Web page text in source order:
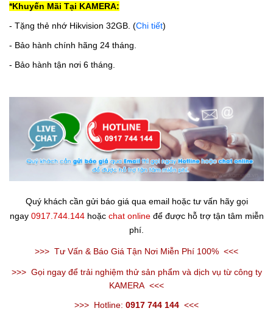
*Khuyến Mãi Tại KAMERA:
- Tặng thẻ nhớ Hikvision 32GB. (Chi tiết)
- Bảo hành chính hãng 24 tháng.
- Bảo hành tận nơi 6 tháng.
Quý khách cần gửi báo giá qua email hoặc tư vấn hãy gọi
ngay 0917.744.144 hoặc chat online để được hỗ trợ tận tâm miễn
phí.
>>> Tư Vấn & Báo Giá Tận Nơi Miễn Phí 100% <<<
>>> Gọi ngay để trải nghiệm thử sản phẩm và dịch vụ từ công ty
KAMERA <<<
>>> Hotline: 0917 744 144 <<<